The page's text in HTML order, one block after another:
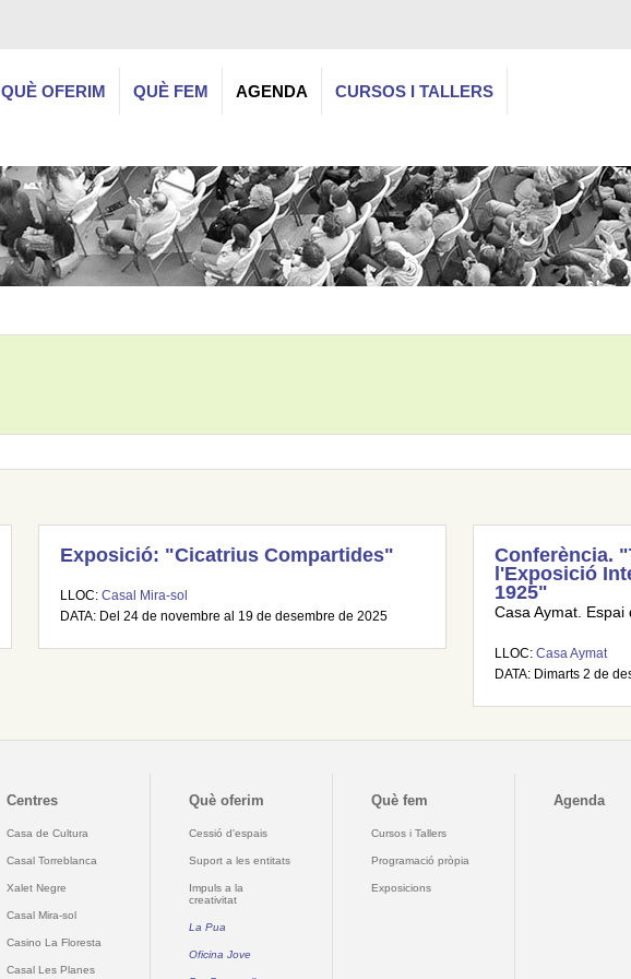
QUÈ OFERIM QUÈ FEM AGENDA CURSOS I TALLERS
Exposició: "Cicatrius Compartides"
LLOC: Casal Mira-sol
DATA: Del 24 de novembre al 19 de desembre de 2025
Conferència.
l'Exposició
1925"
Casa Aymat. Espai
LLOC: Casa Aymat
DATA: Dimarts 2 de
Centres
Casa de Cultura
Casal Torreblanca
Xalet Negre
Casal Mira-sol
Casino La Floresta
Casal Les Planes
Què oferim
Cessió d'espais
Suport a les entitats
Impuls a la
creativitat
La Pua
Oficina Jove
Què fem
Cursos i Tallers
Programació pròpia
Exposicions
Agenda